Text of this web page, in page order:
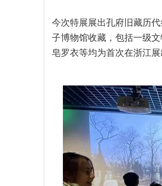
今次特展展出孔府旧藏历
子博物馆收藏，包括一级
皂罗衣等均为首次在浙江展